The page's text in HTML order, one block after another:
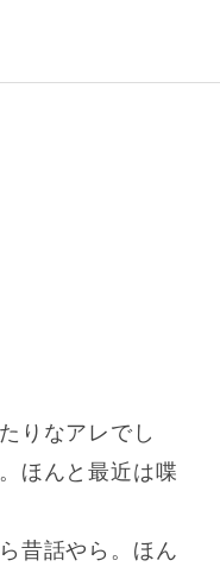
りなアレでし
ほんと最近は喋
昔話やら。ほん